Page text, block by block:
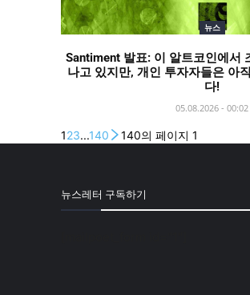
뉴스
Santiment 발표: 이 알트코인에서
나고 있지만, 개인 투자자들은 아
다!
05.08.2026 - 00:02
123...140 140의 페이지 1
뉴스레터 구독하기